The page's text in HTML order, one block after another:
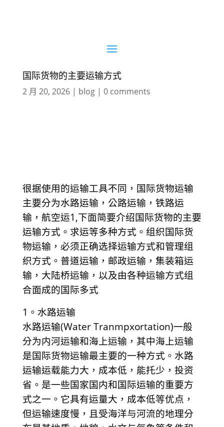
国际货物的主要运输方式
2 月 20, 2026| blog| 0 comments
很据使用的运输工具不同，国际货物运输
主要分为水路运输，公路运输，铁路运
输，航空运1,下面简要介绍国际货物的主要
运输方式。求运等多种方式。组织国际货
物运输，必须正确选择运输方式和管理组
织方式。普道运输，邮政运输，集装箱运
输，大陆桥运输，以及由各种运输方式组
合面成的国际多式
1。水路运输
水路运输(Water Tranmpxortation)一般
分为内河运输和海上运输，其中海上运输
是国际货物运输最主要的一种方式。水路
运输运载能力大，成本低，能托少，投资
省。是一些国家国内和国际运输的重要方
式之一。它具有运量大，成本低等优点，
但运输速度慢，且受海洋与河流的地理分